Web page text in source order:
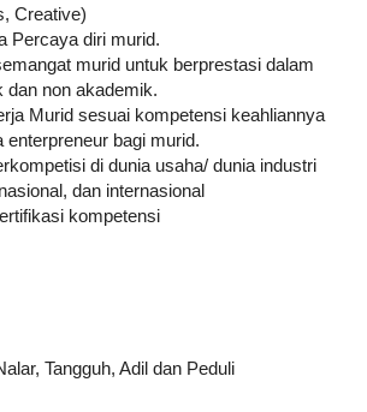
Creative)
Percaya diri murid.
murid untuk berprestasi dalam
dan non akademik.
Murid sesuai kompetensi keahliannya
enterpreneur bagi murid.
di dunia usaha/ dunia industri
dan internasional
kompetensi
Tangguh, Adil dan Peduli